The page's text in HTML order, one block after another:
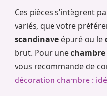
Ces pièces s’intègrent
variés, que votre
scandinave épuré ou le
brut. Pour unechambre
vous recommande de
décoration chambre :